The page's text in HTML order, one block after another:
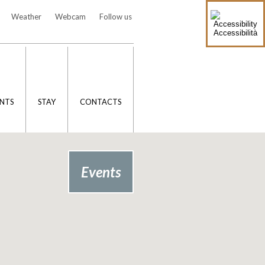
Accessibilità
Follow us
Webcam
Weather
STAY CONTACTS
Events